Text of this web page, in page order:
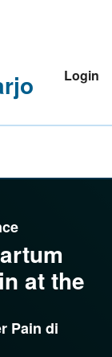
Login
at the
Pain di